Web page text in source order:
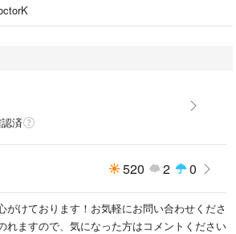
済
520 2 0
がけております！お気軽にお問い合わせくださ
ますので、気になった方はコメントください